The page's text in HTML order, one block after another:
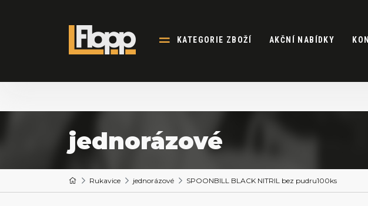
KATEGORIE ZBOŽÍ AKČNÍ NABÍDKY
jednorázové
Rukavice jednorázové SPOONBILL BLACK NITRIL bez pudru100ks